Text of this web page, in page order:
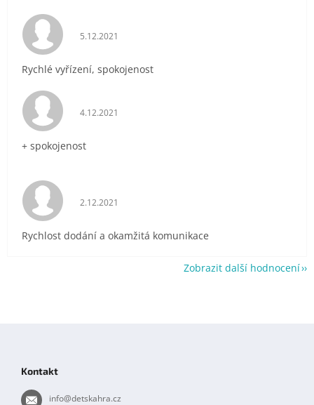
Hodnocení obchodu je 5 z 5 hvězdiček.
5.12.2021
Rychlé vyřízení, spokojenost
Hodnocení obchodu je 5 z 5 hvězdiček.
4.12.2021
+ spokojenost
Hodnocení obchodu je 5 z 5 hvězdiček.
2.12.2021
Rychlost dodání a okamžitá komunikace
Zobrazit další hodnocení
Kontakt
info@detskahra.cz